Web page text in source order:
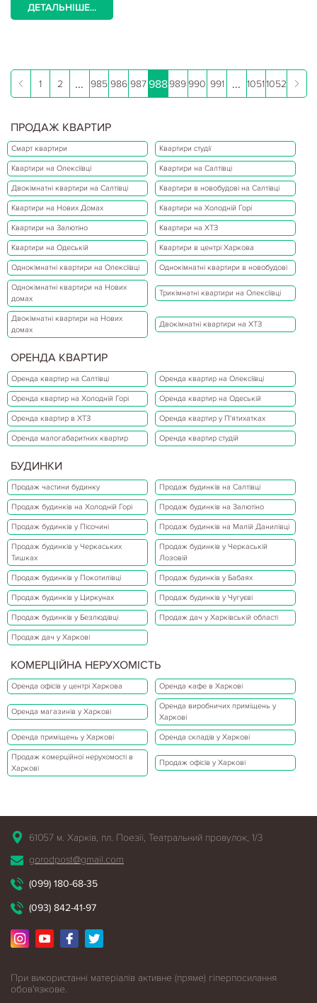
ДЕТАЛЬНІШЕ...
1 2 ... 985 986 987988989990 991 ... 10511052
ПРОДАЖ КВАРТИР
Смарт квартири Квартири студії
Квартири на Олексіївці Квартири на Салтівці
Двокімнатні квартири на Салтівці Квартири в новобудові на Салтівці
Квартири на Нових Домах Квартири на Холодній Горі
Квартири на Залютіно Квартири на ХТЗ
Квартири на Одеській Квартири в центрі Харкова
Однокімнатні квартири на Олексіївці Однокімнатні квартири в новобудові
Однокімнатні квартири на Нових
домах
Трикімнатні квартири на Олексіївці
Двокімнатні квартири на Нових
домах
Двокімнатні квартири на ХТЗ
ОРЕНДА КВАРТИР
Оренда квартир на Салтівці Оренда квартир на Олексіївці
Оренда квартир на Холодній Горі Оренда квартир на Одеській
Оренда квартир в ХТЗ Оренда квартир у П'ятихатках
Оренда малогабаритних квартир Оренда квартир студій
БУДИНКИ
Продаж частини будинку Продаж будинків на Салтівці
Продаж будинків на Холодній Горі Продаж будинків на Залютіно
Продаж будинків у Пісочині Продаж будинків на Малій Данилівці
Продаж будинків у Черкаських
Тишках
Продаж будинків у Черкаській
Лозовій
Продаж будинків у Покотилівці Продаж будинків у Бабаях
Продаж будинків у Циркунах Продаж будинків у Чугуєві
Продаж будинків у Безлюдівці Продаж дач у Харківській області
Продаж дач у Харкові
КОМЕРЦІЙНА НЕРУХОМІСТЬ
Оренда офісів у центрі Харкова Оренда кафе в Харкові
Оренда магазинів у Харкові
Оренда виробничих приміщень у
Харкові
Оренда приміщень у Харкові Оренда складів у Харкові
Продаж комерційної нерухомості в
Харкові
Продаж офісів у Харкові
61057 м. Харків, пл. Поезії, Театральний провулок, 1/3
gorodpost@gmail.com
(099) 180-68-35
(093) 842-41-97
При використанні матеріалів активне (пряме) гіперпосилання
обов'язкове.